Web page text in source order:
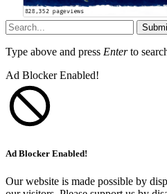
Type above and press Enterto
Ad Blocker Enabled!
Ad Blocker Enabled!
Our website is made possible by